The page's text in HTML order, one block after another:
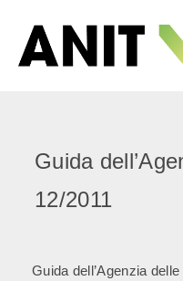
Guida
12/2011
Guida dell’Agenzia